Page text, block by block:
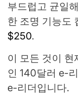
부드럽고 균일
한 조명 기능도
$250.
이 모든 것이
인 140달러 e-
e-리더입니다.